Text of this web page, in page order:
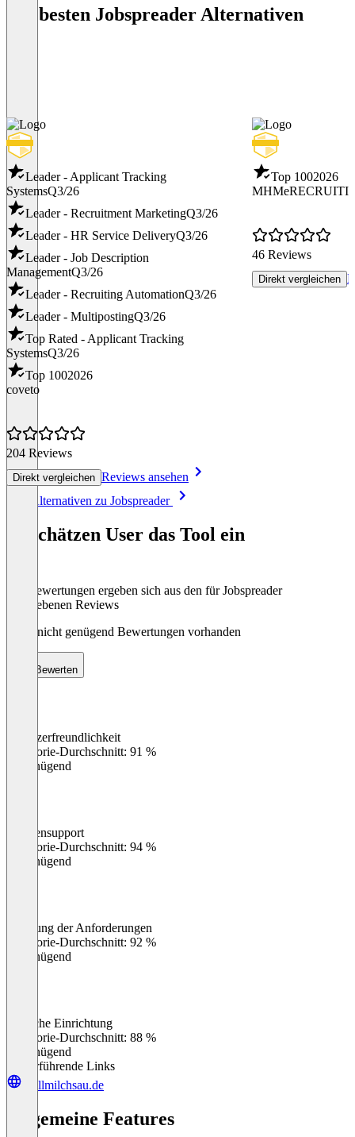
Die besten Jobspreader Alternativen
Leader - Applicant Tracking
SystemsQ3/26
Leader - Recruitment MarketingQ3/26
Leader - HR Service DeliveryQ3/26
Leader - Job Description
ManagementQ3/26
Leader - Recruiting AutomationQ3/26
Leader - MultipostingQ3/26
Top Rated - Applicant Tracking
SystemsQ3/26
Top 1002026
coveto
204 Reviews
Direkt vergleichen Reviews ansehen
Top 1002026
46 Reviews
Direkt vergleichen
Alle Alternativen zu Jobspreader
So schätzen User das Tool ein
Die Bewertungen ergeben sich aus den für Jobspreader
abgegebenen Reviews
Noch nicht genügend Bewertungen vorhanden
Bewerten
Benutzerfreundlichkeit
Kategorie-Durchschnitt: 91 %
Ungenügend
Kundensupport
Kategorie-Durchschnitt: 94 %
Ungenügend
Erfüllung der Anforderungen
Kategorie-Durchschnitt: 92 %
Ungenügend
Einfache Einrichtung
Kategorie-Durchschnitt: 88 %
Ungenügend
Weiterführende Links
wollmilchsau.de
Allgemeine Features